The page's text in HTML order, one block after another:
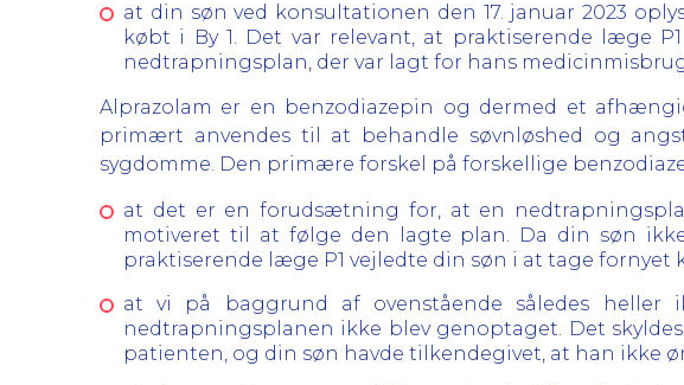
at din søn ved konsultationen den 17. januar 2023
købt i By 1. Det var relevant, at praktiserende læge
nedtrapningsplan, der var lagt for hans
Alprazolam er en benzodiazepin og dermed et
primært anvendes til at behandle søvnløshed og
sygdomme. Den primære forskel på forskellige
at det er en forudsætning for, at en
motiveret til at følge den lagte plan. Da din søn
praktiserende læge P1 vejledte din søn i at tage
at vi på baggrund af ovenstående således
nedtrapningsplanen ikke blev genoptaget. Det
patienten, og din søn havde tilkendegivet, at han ikke